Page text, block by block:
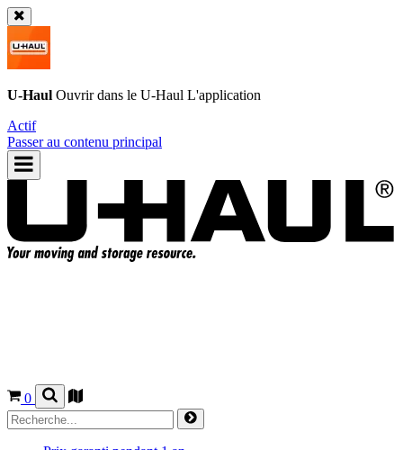
U-Haul Ouvrir dans le U-Haul L'application
Actif
Passer au contenu principal
0